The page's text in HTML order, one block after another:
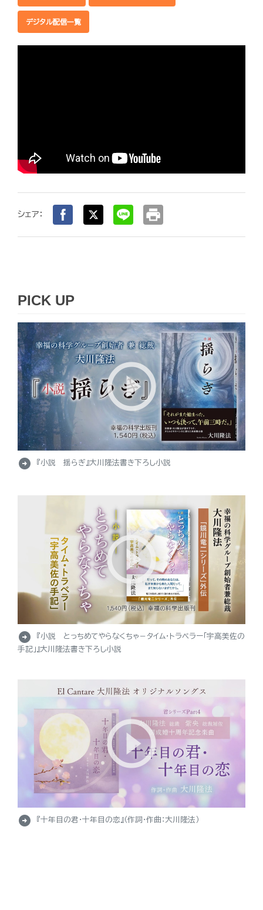
デジタル配信一覧
シェア： print
PICK UP
arrow_circle_right 『小説 揺らぎ』大川隆法書き下ろし小説
arrow_circle_right
『小説 とっちめてやらなくちゃ－タイム・トラベラー「宇高美佐の
手記」』大川隆法書き下ろし小説
arrow_circle_right 『十年目の君・十年目の恋』（作詞・作曲：大川隆法）